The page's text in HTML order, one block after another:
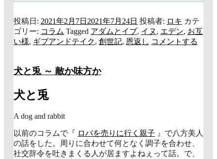
投稿日: 2021年2月7日 2021年7月24日 投稿者: ロキ カテ
ゴリー: コラム Tagged アダムとイブ, イヌ , エデン, お互
い様, ギブアンドテイク, 創世記, 恩返し コメントする
犬と兎 ～ 敵か味方か
犬と兎
A dog and rabbit
以前のコラムで『 ロバを売りに行く親子 』で八方美人
の話をした。周りに合わせて何となく調子を合わせ、
社交辞令を吐きまくる人が居ますよねぇって話。で、